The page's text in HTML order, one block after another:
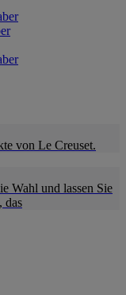
von Le Creuset.
Wahl und lassen Sie
das